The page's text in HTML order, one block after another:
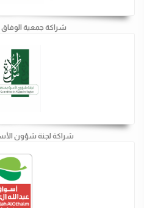
شراكة جمعية الوفاق
شراكة لجنة شؤون